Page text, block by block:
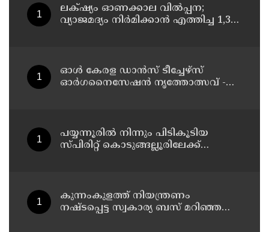
ലക്‌ഷ്യം ഓണക്കാല വിൽപ്പന;
വ്യാജമദ്യം നിർമിക്കാൻ എത്തിച്ച 1,350
ഓൾ കേരള ഡാൻസ് ടീച്ചേഴ്സ്
ഓർഗനൈസേഷൻ നൃത്തോത്സവ് -
പയ്യന്നൂരിൽ നിന്നും പിടികൂടിയ
സ്പിരിറ്റ് കൊടുങ്ങല്ലൂരിലേക്ക്
കുന്നംകുളത്ത് നിയന്ത്രണം
നഷ്ടപ്പെട്ട സ്വകാര്യ ബസ് മറിഞ്ഞ